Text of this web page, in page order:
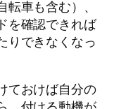
車も含む）、
を確認できれば
りできなくなっ
ておけば自分の